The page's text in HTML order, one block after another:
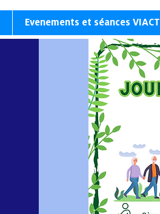
Evenements et séances VIACTI